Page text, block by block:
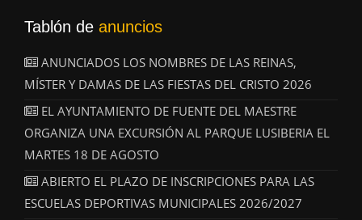
Tablón de anuncios
ANUNCIADOS LOS NOMBRES DE LAS REINAS,
MÍSTER Y DAMAS DE LAS FIESTAS DEL CRISTO 2026
EL AYUNTAMIENTO DE FUENTE DEL MAESTRE
ORGANIZA UNA EXCURSIÓN AL PARQUE LUSIBERIA EL
MARTES 18 DE AGOSTO
ABIERTO EL PLAZO DE INSCRIPCIONES PARA LAS
ESCUELAS DEPORTIVAS MUNICIPALES 2026/2027